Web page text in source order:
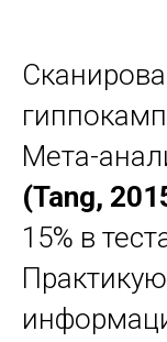
Мета-
(Tang,
15% в